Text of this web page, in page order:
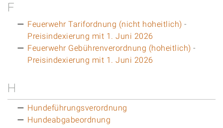
F
Feuerwehr Tarifordnung (nicht hoheitlich) -
Preisindexierung mit 1. Juni 2026
Feuerwehr Gebührenverordnung (hoheitlich) -
Preisindexierung mit 1. Juni 2026
H
Hundeführungsverordnung
Hundeabgabeordnung